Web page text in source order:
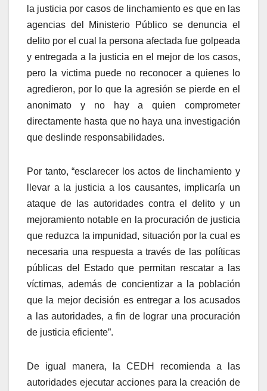
la justicia por casos de linchamiento es que en las
agencias del Ministerio Público se denuncia el
delito por el cual la persona afectada fue golpeada
y entregada a la justicia en el mejor de los casos,
pero la victima puede no reconocer a quienes lo
agredieron, por lo que la agresión se pierde en el
anonimato y no hay a quien comprometer
directamente hasta que no haya una investigación
que deslinde responsabilidades.
Por tanto, “esclarecer los actos de linchamiento y
llevar a la justicia a los causantes, implicaría un
ataque de las autoridades contra el delito y un
mejoramiento notable en la procuración de justicia
que reduzca la impunidad, situación por la cual es
necesaria una respuesta a través de las políticas
públicas del Estado que permitan rescatar a las
víctimas, además de concientizar a la población
que la mejor decisión es entregar a los acusados
a las autoridades, a fin de lograr una procuración
de justicia eficiente”.
De igual manera, la CEDH recomienda a las
autoridades ejecutar acciones para la creación de